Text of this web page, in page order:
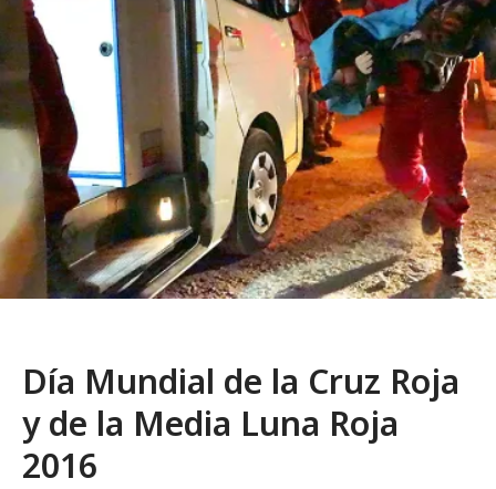
Día Mundial de la Cruz Roja
y de la Media Luna Roja
2016